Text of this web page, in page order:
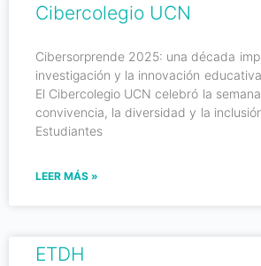
Cibercolegio UCN
Cibersorprende 2025: una década
investigación y la innovación
El Cibercolegio UCN celebró la
convivencia, la diversidad y la
Estudiantes
LEER MÁS »
ETDH